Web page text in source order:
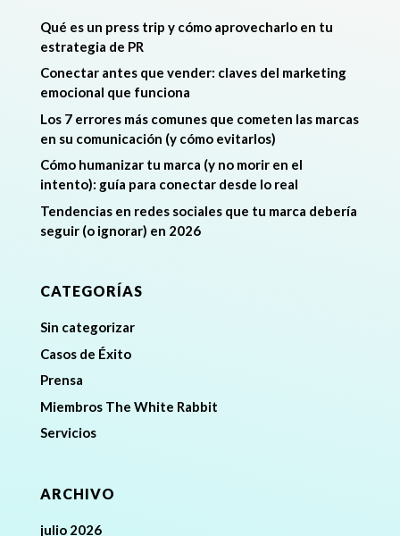
Qué es un press trip y cómo aprovecharlo en tu
estrategia de PR
Conectar antes que vender: claves del marketing
emocional que funciona
Los 7 errores más comunes que cometen las marcas
en su comunicación (y cómo evitarlos)
Cómo humanizar tu marca (y no morir en el
intento): guía para conectar desde lo real
Tendencias en redes sociales que tu marca debería
seguir (o ignorar) en 2026
CATEGORÍAS
Sin categorizar
Casos de Éxito
Prensa
Miembros The White Rabbit
Servicios
ARCHIVO
julio 2026